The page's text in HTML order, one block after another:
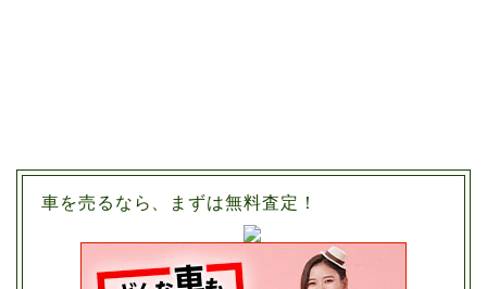
車を売るなら、まずは無料査定！